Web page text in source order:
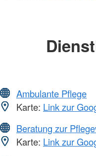
Ambulante Pflege
Karte: Link zur
Beratung zur
Karte: Link zur